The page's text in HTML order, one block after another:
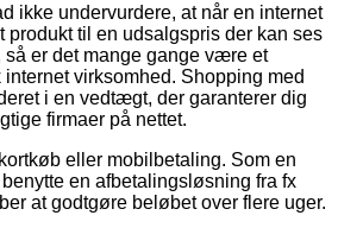
ikke undervurdere, at når en internet
produkt til en udsalgspris der kan ses
så er det mange gange være et
virksomhed. Shopping med
i en vedtægt, der garanterer dig
firmaer på nettet.
eller mobilbetaling. Som en
en afbetalingsløsning fra fx
at godtgøre beløbet over flere uger.